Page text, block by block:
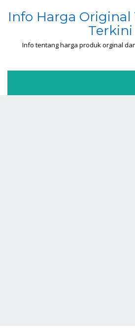
Info Harga Original
Terkini
Info tentang harga produk orginal